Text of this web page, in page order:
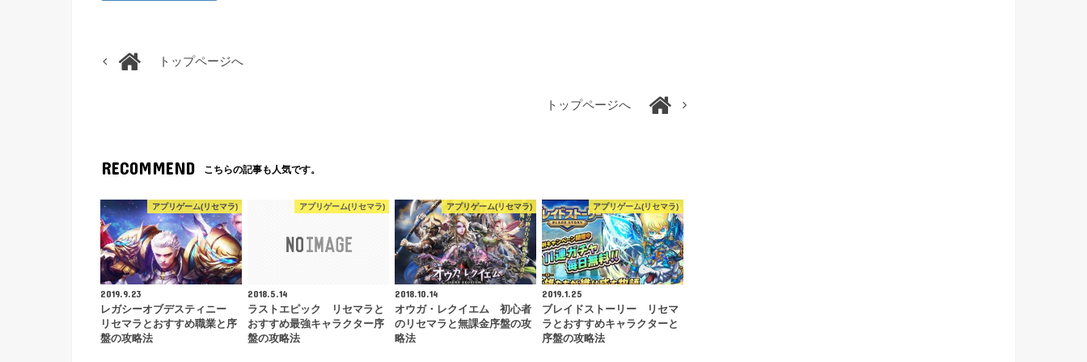
トップページへ
トップページへ
RECOMMEND こちらの記事も人気です。
アプリゲーム(リセマラ)
2019.9.23
レガシーオブデスティニー
リセマラとおすすめ職業と序
盤の攻略法
アプリゲーム(リセマラ)
2018.5.14
ラストエピック リセマラと
おすすめ最強キャラクター序
盤の攻略法
アプリゲーム(リセマラ)
2018.10.14
オウガ・レクイエム 初心者
のリセマラと無課金序盤の攻
略法
アプリゲーム(リセマラ)
2019.1.25
ブレイドストーリー リセマ
ラとおすすめキャラクターと
序盤の攻略法